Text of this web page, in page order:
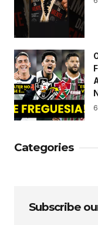
Categories
Subscribe